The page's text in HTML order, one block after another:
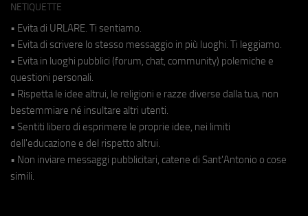
NETIQUETTE
• Evita di URLARE. Ti sentiamo.
• Evita di scrivere lo stesso messaggio in più luoghi. Ti leggiamo.
• Evita in luoghi pubblici (forum, chat, community) polemiche e
questioni personali.
• Rispetta le idee altrui, le religioni e razze diverse dalla tua, non
bestemmiare né insultare altri utenti.
• Sentiti libero di esprimere le proprie idee, nei limiti
dell'educazione e del rispetto altrui.
• Non inviare messaggi pubblicitari, catene di Sant'Antonio o cose
simili.